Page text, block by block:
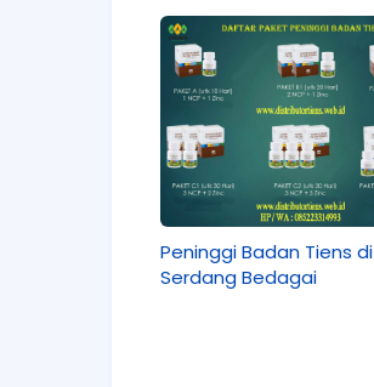
Peninggi Badan Tiens di
Serdang Bedagai